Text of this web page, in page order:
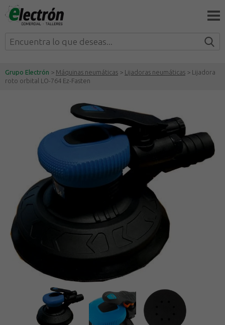
Grupo Electrón > Máquinas neumáticas > Lijadoras neumáticas > Lijadora
roto orbital LO-764 Ez-Fasten